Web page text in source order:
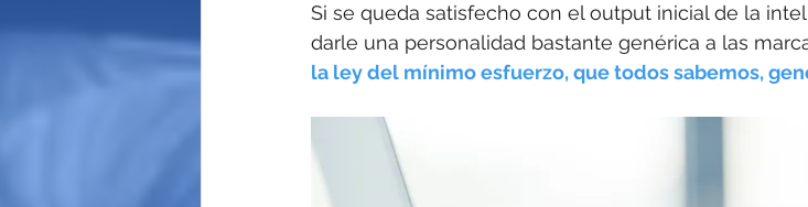
Si se queda satisfecho con el output inicial de la
darle una personalidad bastante genérica a las
la ley del mínimo esfuerzo, que todos sabemos,